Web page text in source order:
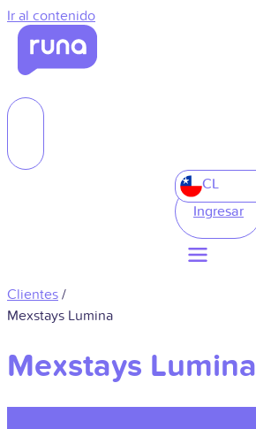
Ir al contenido
CL
Ingresar
Clientes /
Mexstays Lumina
Mexstays Lumina